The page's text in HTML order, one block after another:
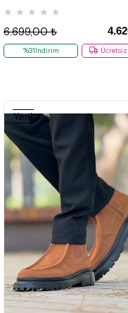
★ ★ ★ ★ ★
6.699,00 ₺
%31İndirim
Yeni
Ürün